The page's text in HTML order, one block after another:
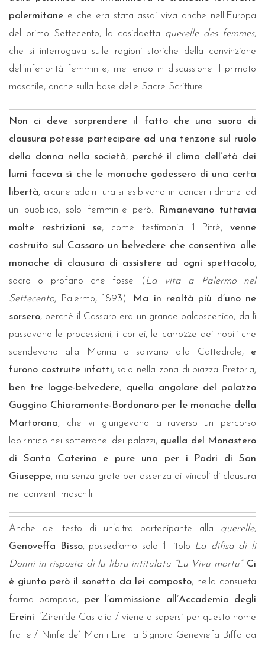
palermitane e che era stata assai viva anche nell'Europa
del primo Settecento, la cosiddetta querelle des femmes,
che si interrogava sulle ragioni storiche della convinzione
dell’inferiorità femminile, mettendo in discussione il primato
maschile, anche sulla base delle Sacre Scritture.
Non ci deve sorprendere il fatto che una suora di
clausura potesse partecipare ad una tenzone sul ruolo
della donna nella società, perché il clima dell’età dei
lumi faceva sì che le monache godessero di una certa
libertà, alcune addirittura si esibivano in concerti dinanzi ad
un pubblico, solo femminile però.
Rimanevano tuttavia
molte restrizioni
se, come testimonia il Pitrè,venne
costruito sul Cassaro un belvedere che consentiva alle
monache di clausura di assistere ad ogni spettacolo,
sacro o profano che fosse ( La vita a Palermo nel
Settecento, Palermo, 1893).
Ma in realtà più d’uno ne
sorsero, perché il Cassaro era un grande palcoscenico, da lì
passavano le processioni, i cortei, le carrozze dei nobili che
scendevano alla Marina o salivano alla Cattedrale, e
furono costruite infatti, solo nella zona di piazza Pretoria,
ben tre logge-belvedere, quella angolare del palazzo
Guggino Chiaramonte-Bordonaro per le monache della
Martorana, che vi giungevano attraverso un percorso
labirintico nei sotterranei dei palazzi, quella del Monastero
di Santa Caterina e pure una per i Padri di San
Giuseppe, ma senza grate per assenza di vincoli di clausura
nei conventi maschili.
Anche del testo di un’altra partecipante alla querelle,
Genoveffa Bisso, possediamo solo il titolo La difisa di li
Donni in risposta di lu libru intitulatu “Lu Vivu mortu”. Ci
è giunto però il sonetto da lei composto, nella consueta
forma pomposa, per l’ammissione all’Accademia degli
Ereini: “Zirenide Castalia / viene a sapersi per questo nome
fra le / Ninfe de’ Monti Erei la Signora Geneviefa Biffo da